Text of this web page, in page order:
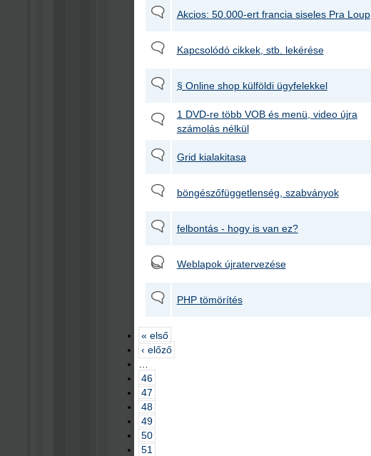
Akcios: 50.000-ert francia siseles Pra Loup
Kapcsolódó cikkek, stb. lekérése
§ Online shop külföldi ügyfelekkel
1 DVD-re több VOB és menü, video újra
számolás nélkül
Grid kialakitasa
böngészőfüggetlenség, szabványok
felbontás - hogy is van ez?
Weblapok újratervezése
PHP tömörítés
« első
‹ előző
46
47
48
49
50
51